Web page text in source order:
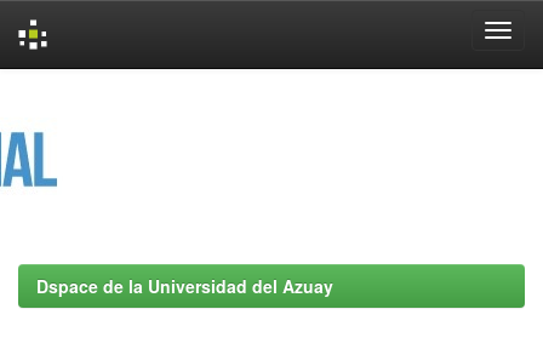
Dspace de la Universidad del Azuay